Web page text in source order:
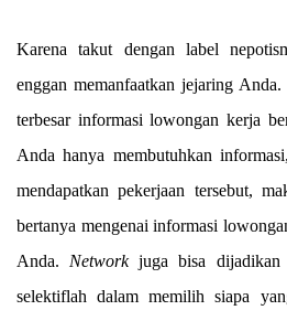
Karena takut dengan label
enggan memanfaatkan jejaring
terbesar informasi lowongan kerja
Anda hanya membutuhkan
mendapatkan pekerjaan tersebut,
bertanya mengenai informasi
Anda. Networkjuga bisa dijadikan
selektiflah dalam memilih siapa